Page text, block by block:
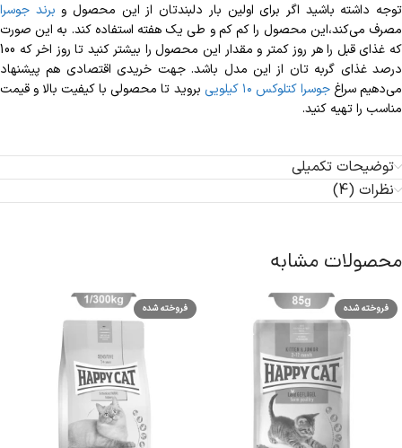
توجه داشته باشید اگر برای اولین بار دلبندتان از این محصول و برند جوسرا
مصرف می‌کند،این محصول را کم کم و طی یک هفته استفاده کند. به این صورت
که غذای قبل را هر روز کمتر و مقدار این محصول را بیشتر کنید تا روز اخر که 100
درصد غذای گربه تان از این مدل باشد. جهت خریدی اقتصادی هم پیشنهاد
می‌دهیم سراغجوسرا کتلوکس ۱۰ کیلویی
بروید تا محصولی با کیفیت بالا و قیمت
مناسب را تهیه کنید.
توضیحات تکمیلی
نظرات (4)
محصولات مشابه
فروخته شده فروخته شده